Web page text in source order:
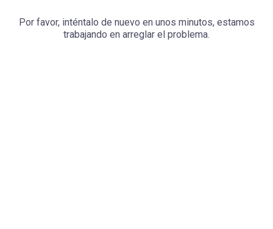
Por favor, inténtalo de nuevo en unos minutos, estamos
trabajando en arreglar el problema.